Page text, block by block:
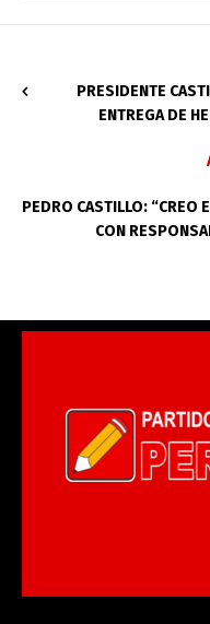
PRESIDENTE
ENTREGA DE
PEDRO CASTILLO: “CREO
CON